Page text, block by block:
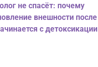
не спасёт: почему
внешности после
с детоксикации